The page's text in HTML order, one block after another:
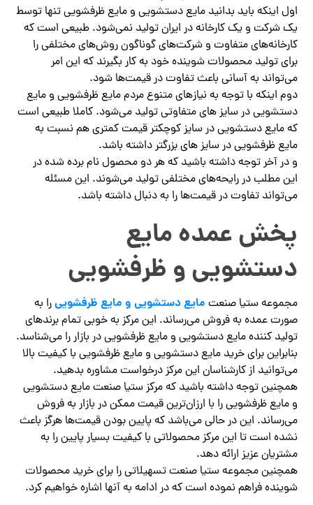
اول اینکه باید بدانید مایع دستشویی و مایع ظرفشویی تنها توسط
یک شرکت و یک کارخانه در ایران تولید نمی‌شود. طبیعی است که
کارخانه‌های متفاوت و شرکت‌های گوناگون روش‌های مختلفی را
برای تولید محصولات شوینده خود به کار بگیرند که این امر
می‌تواند به آسانی باعث تفاوت در قیمت‌ها شود.
دوم اینکه با توجه به نیازهای متنوع مردم مایع ظرفشویی و مایع
دستشویی در سایز های متفاوتی تولید می‌شود. کاملا طبیعی است
که مایع دستشویی در سایز کوچکتر قیمت کمتری هم نسبت به
مایع ظرفشویی در سایز های بزرگتر داشته باشد.
و در آخر توجه داشته باشید که هر دو محصول نام برده شده در
این مطلب در رایحه‌های مختلفی تولید می‌شوند. این مسئله
می‌تواند تفاوت در قیمت‌ها را به دنبال داشته باشد.‌
پخش عمده مایع
دستشویی و ظرفشویی
مجموعه ستیا صنعت مایع دستشویی و مایع ظرفشوییرا به
صورت عمده به فروش می‌رساند. این مرکز به خوبی تمام برندهای
تولید کننده مایع دستشویی و مایع ظرفشویی در بازار را می‌شناسد.
بنابراین برای خرید مایع دستشویی و مایع ظرفشویی با کیفیت بالا
می‌توانید از کارشناسان این مرکز درخواست مشاوره بدهید.
همچنین توجه داشته باشید که مرکز ستیا صنعت مایع دستشویی
و مایع ظرفشویی را با ارزان‌ترین قیمت ممکن در بازار به فروش
می‌رساند. این در حالی می‌باشد که پایین بودن قیمت‌ها هرگز باعث
نشده است تا این مرکز محصولاتی با کیفیت بسیار پایین را به
مشتریان عزیز ارائه دهد.
همچنین مجموعه ستیا صنعت تسهیلاتی را برای خرید محصولات
شوینده فراهم نموده است که در ادامه به آنها اشاره خواهیم کرد.